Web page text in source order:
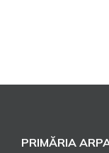
PRIMĂRIA